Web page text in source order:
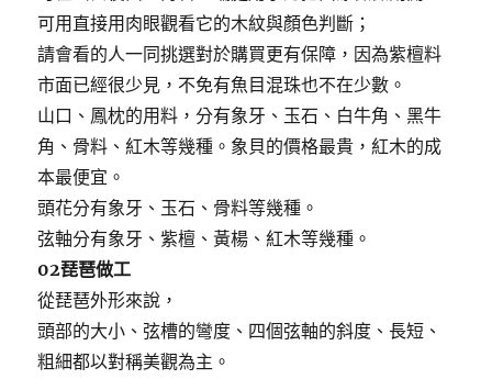
可用直接用肉眼觀看它的木紋與顏色判斷；
請會看的人一同挑選對於購買更有保障，因為紫檀料
市面已經很少見，不免有魚目混珠也不在少數。
山口、鳳枕的用料，分有象牙、玉石、白牛角、黑牛
角、骨料、紅木等幾種。象貝的價格最貴，紅木的成
本最便宜。
頭花分有象牙、玉石、骨料等幾種。
弦軸分有象牙、紫檀、黃楊、紅木等幾種。
02琵琶做工
從琵琶外形來說，
頭部的大小、弦槽的彎度、四個弦軸的斜度、長短、
粗細都以對稱美觀為主。